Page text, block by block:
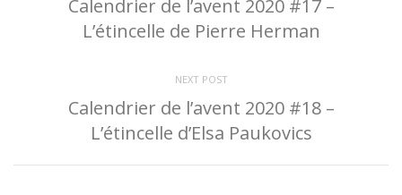
Calendrier de l’avent 2020 #17 –
L’étincelle de Pierre Herman
NEXT POST
Calendrier de l’avent 2020 #18 –
L’étincelle d’Elsa Paukovics